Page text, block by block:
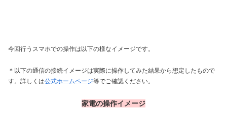
今回行うスマホでの操作は以下の様なイメージです。
＊以下の通信の接続イメージは実際に操作してみた結果から想定したもので
す。詳しくは公式ホームページ等でご確認ください。
家電の操作イメージ